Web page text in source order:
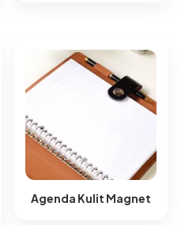
Agenda Kulit Magnet​